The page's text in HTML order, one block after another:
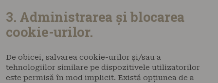
3. Administrarea și blocarea
cookie-urilor.
De obicei, salvarea cookie-urilor și/sau a
tehnologiilor similare pe dispozitivele utilizatorilor
este permisă în mod implicit. Există opțiunea de a